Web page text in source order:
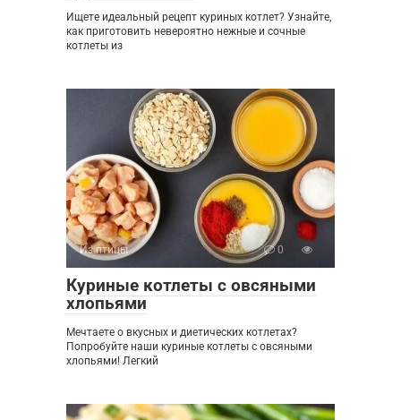
Ищете идеальный рецепт куриных котлет? Узнайте,
как приготовить невероятно нежные и сочные
котлеты из
Из птицы 0
Куриные котлеты с овсяными
хлопьями
Мечтаете о вкусных и диетических котлетах?
Попробуйте наши куриные котлеты с овсяными
хлопьями! Легкий